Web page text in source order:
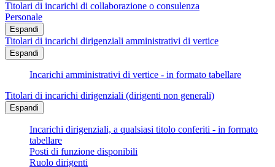
Titolari di incarichi di collaborazione o consulenza
Personale
Espandi
Titolari di incarichi dirigenziali amministrativi di vertice
Espandi
Incarichi amministrativi di vertice - in formato tabellare
Titolari di incarichi dirigenziali (dirigenti non generali)
Espandi
Incarichi dirigenziali, a qualsiasi titolo conferiti - in formato
tabellare
Posti di funzione disponibili
Ruolo dirigenti